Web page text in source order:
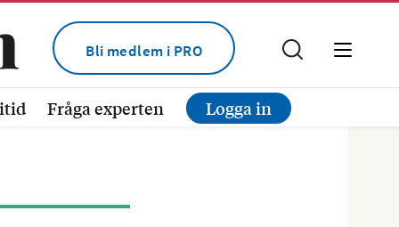
Bli medlem i PRO
Fråga experten Logga in